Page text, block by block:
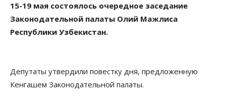
15-19 мая состоялось очередное заседание
Законодательной палаты Олий Мажлиса
Республики Узбекистан.
Депутаты утвердили повестку дня, предложенную
Кенгашем Законодательной палаты.